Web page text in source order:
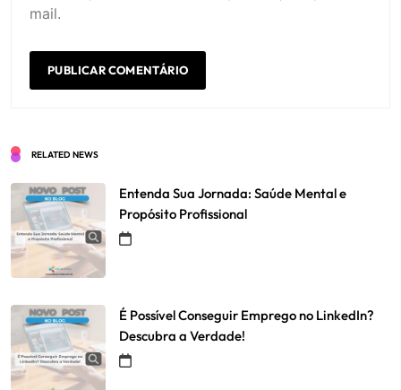
mail.
RELATED NEWS
Entenda Sua Jornada: Saúde Mental e
Propósito Profissional
É Possível Conseguir Emprego no LinkedIn?
Descubra a Verdade!